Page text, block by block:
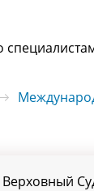
Верховный